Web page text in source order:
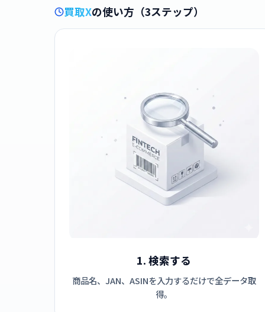
買取Xの使い方（3ステップ）
1. 検索する
商品名、JAN、ASINを入力するだけで全データ取
得。